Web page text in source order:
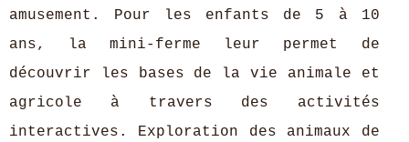
amusement. Pour les enfants de 5 à 10
ans, la mini-ferme leur permet de
découvrir les bases de la vie animale et
agricole à travers des activités
interactives. Exploration des animaux de